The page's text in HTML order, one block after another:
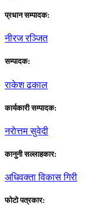
प्रधान सम्पादक:
नीरज रञ्जित
सम्पादक:
राकेश ढकाल
कार्यकारी सम्पादक:
नराेत्तम सुवेदी
कानुनी सल्लाहकार:
अधिवक्ता विकास गिरी
फाेटाे पत्रकार: